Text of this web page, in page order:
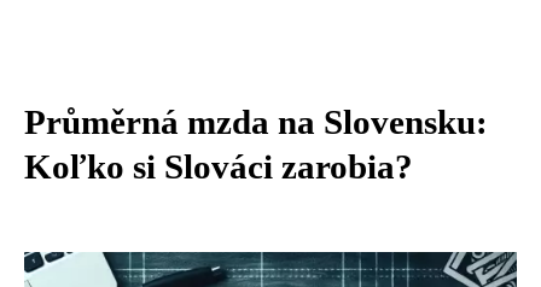
Průměrná mzda na Slovensku:
Koľko si Slováci zarobia?